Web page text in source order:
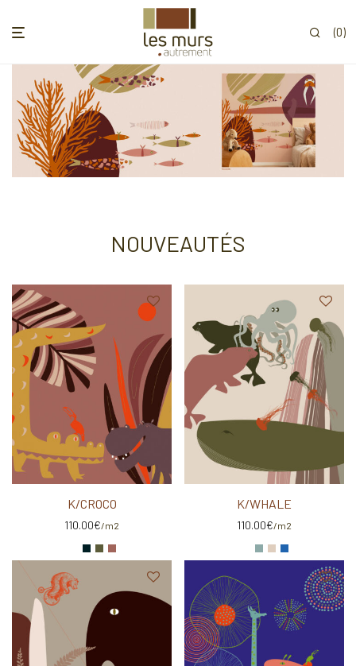
0
NOUVEAUTÉS
K/CROCO
110.00€/m2
K/WHALE
110.00€/m2